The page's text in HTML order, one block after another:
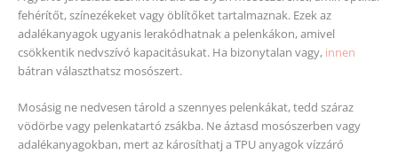
fehérítőt, színezékeket vagy öblítőket tartalmaznak. Ezek az
adalékanyagok ugyanis lerakódhatnak a pelenkákon, amivel
csökkentik nedvszívó kapacitásukat. Ha bizonytalan vagy, innen
bátran választhatsz mosószert.
Mosásig ne nedvesen tárold a szennyes pelenkákat, tedd száraz
vödörbe vagy pelenkatartó zsákba. Ne áztasd mosószerben vagy
adalékanyagokban, mert az károsíthatj a TPU anyagok vízzáró